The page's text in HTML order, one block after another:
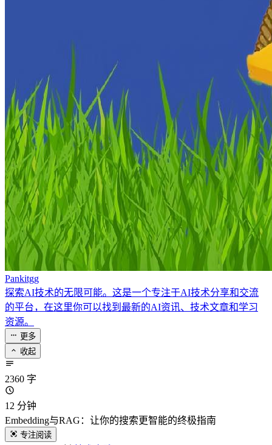
Pankitgg
探索AI技术的无限可能。这是一个专注于AI技术分享和交流
的平台，在这里你可以找到最新的AI资讯、技术文章和学习
资源。
更多
收起
2360 字
12 分钟
Embedding与RAG：让你的搜索更智能的终极指南
专注阅读